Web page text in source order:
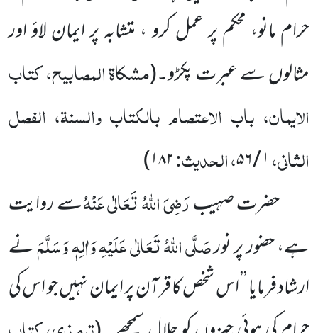
حرام مانو، محکم پر عمل کرو ، متشابہ پر ایمان لاؤ اور
مثالوں سے عبرت پکڑو۔(مشکاۃ المصابیح، کتاب
الایمان، باب الاعتصام بالکتاب والسنۃ، الفصل
الثانی،۱ / ۵۶ ، الحدیث:۱۸۲)
حضرت صہیبرَضِیَ اللہُ تَعَالٰی عَنْہُسے روایت
ہے، حضور پر نورصَلَّی اللہُ تَعَالٰی عَلَیْہِ وَاٰلِہٖ وَسَلَّمَنے
ارشاد فرمایا ’’ اس شخص کا قرآن پر ایمان نہیں جو اس کی